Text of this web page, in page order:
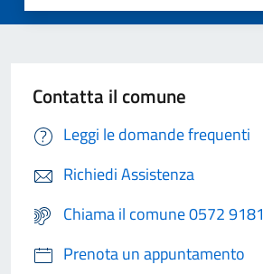
Contatta il comune
Leggi le domande frequenti
Richiedi Assistenza
Chiama il comune 0572 9181
Prenota un appuntamento